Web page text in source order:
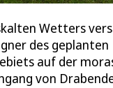
Wetters
des geplanten
auf der
von